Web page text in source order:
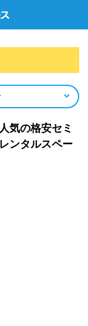
気の格安セミ
ンタルスペー